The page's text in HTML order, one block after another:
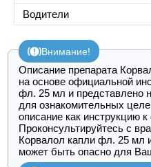
Водители
Внимание!
Описание препарата
на основе официальной
фл. 25 мл и представлено
для ознакомительных
описание как инструкцию
Проконсультируйтесь с
Корвалол капли фл. 25 мл
может быть опасно для